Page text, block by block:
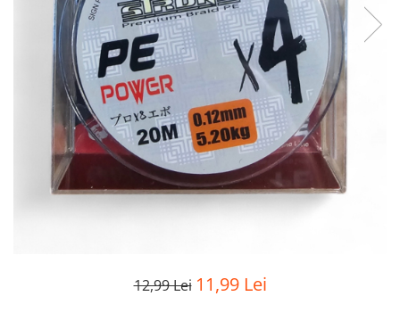
12,99 Lei 11,99 Lei